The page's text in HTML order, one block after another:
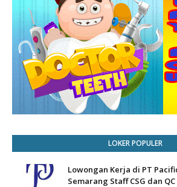
LOKER POPULER
Lowongan Kerja di PT
Semarang Staff CSG dan